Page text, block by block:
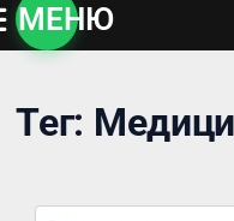
МЕНЮ
Тег: